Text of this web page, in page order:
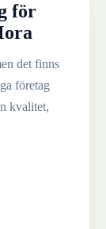
för
det finns
företag
kvalitet,